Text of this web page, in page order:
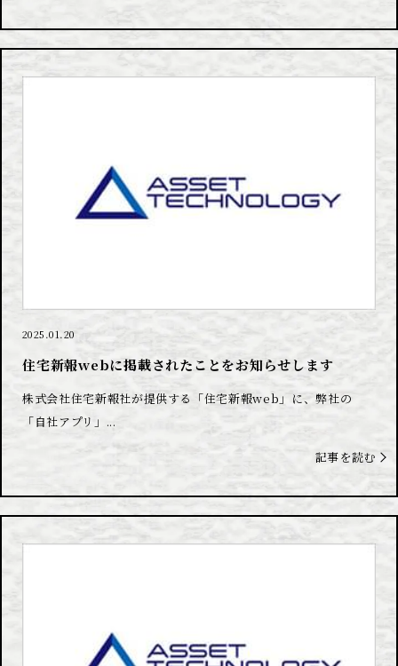
2025.01.20
住宅新報webに掲載されたことをお知らせします
株式会社住宅新報社が提供する「住宅新報web」に、弊社の
「自社アプリ」...
記事を読む